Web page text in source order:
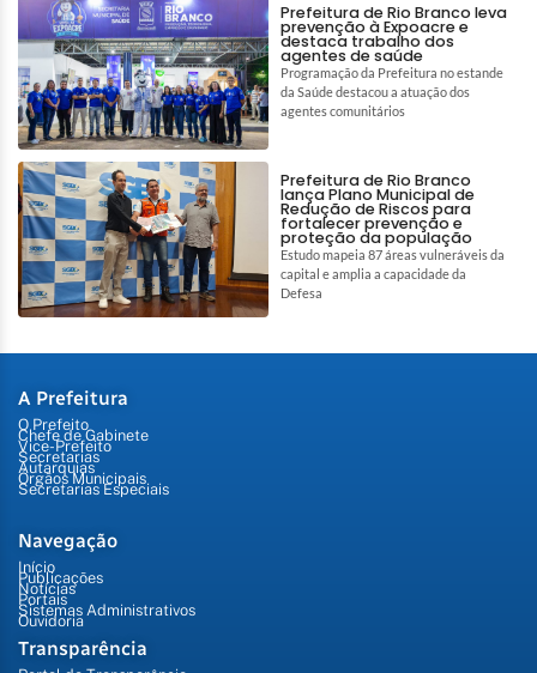
Prefeitura de Rio Branco leva
prevenção à Expoacre e
destaca trabalho dos
agentes de saúde
Programação da Prefeitura no estande
da Saúde destacou a atuação dos
agentes comunitários
Prefeitura de Rio Branco
lança Plano Municipal de
Redução de Riscos para
fortalecer prevenção e
proteção da população
Estudo mapeia 87 áreas vulneráveis da
capital e amplia a capacidade da
Defesa
A Prefeitura
O Prefeito
Chefe de Gabinete
Vice-Prefeito
Secretarias
Autarquias
Órgãos Municipais
Secretarias Especiais
Navegação
Início
Publicações
Notícias
Portais
Sistemas Administrativos
Ouvidoria
Transparência